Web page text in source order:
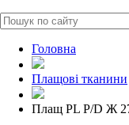
Головна
Плащові тканини
Плащ PL P/D Ж